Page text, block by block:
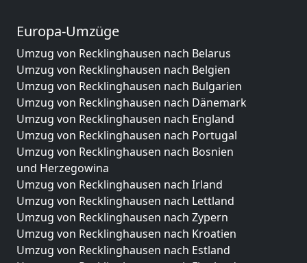
Europa-Umzüge
Umzug von Recklinghausen nach Belarus
Umzug von Recklinghausen nach Belgien
Umzug von Recklinghausen nach Bulgarien
Umzug von Recklinghausen nach Dänemark
Umzug von Recklinghausen nach England
Umzug von Recklinghausen nach Portugal
Umzug von Recklinghausen nach Bosnien
und Herzegowina
Umzug von Recklinghausen nach Irland
Umzug von Recklinghausen nach Lettland
Umzug von Recklinghausen nach Zypern
Umzug von Recklinghausen nach Kroatien
Umzug von Recklinghausen nach Estland